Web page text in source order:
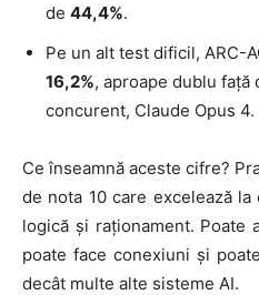
de 44,4%.
Pe un alt test dificil, ARC-
16,2%, aproape dublu față
concurent, Claude Opus 4.
Ce înseamnă aceste cifre?
de nota 10 care excelează
logică și raționament. Poate
poate face conexiuni și
decât multe alte sisteme AI.